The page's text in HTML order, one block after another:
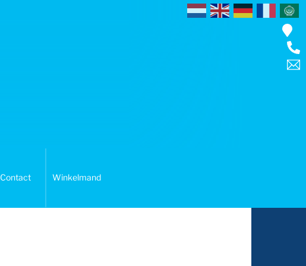
Contact Winkelmand